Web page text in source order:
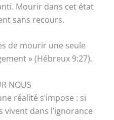
Mourir dans cet état
sans recours.
de mourir une seule
» (Hébreux 9:27).
NOUS
réalité s’impose : si
dans l’ignorance